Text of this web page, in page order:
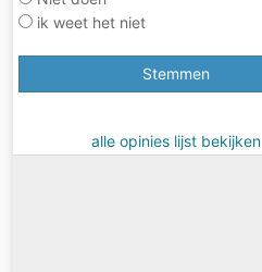
ik weet het niet
Stemmen
alle opinies lijst bekijken